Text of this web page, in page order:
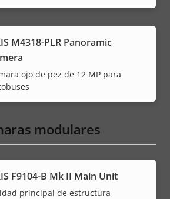
M4318-PLR Panoramic
ojo de pez de 12 MP para
modulares
F9104-B Mk II Main Unit
principal de estructura